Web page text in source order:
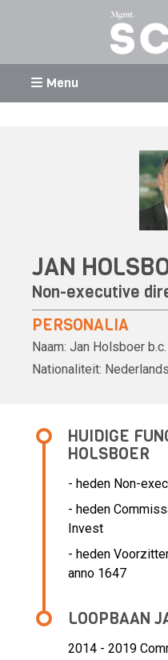
Menu
JAN
Non-executive
PERSONALIA
Naam: Jan Holsboer b.c.
Nationaliteit:
HUIDIGE
HOLSBOER
- heden Non-
- heden
Invest
- heden
anno 1647
LOOPBAAN
2014 - 2019